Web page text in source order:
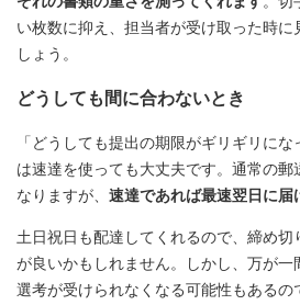
い枚数に抑え、担当者が受け取った時に
しょう。
どうしても間に合わないとき
「どうしても提出の期限がギリギリに
は速達を使っても大丈夫です。通常の郵
なりますが、 速達であれば最速翌日に届
土日祝日も配達してくれるので、締め
が良いかもしれません。しかし、万が一
選考が受けられなくなる可能性もある